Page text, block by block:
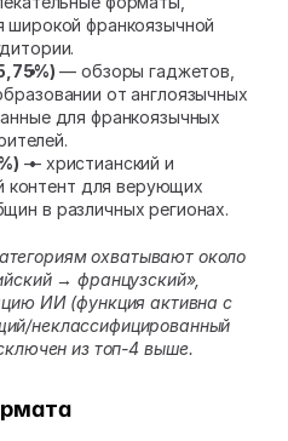
широкой франкоязычной
— обзоры гаджетов,
от англоязычных
для франкоязычных
— христианский и
контент для верующих
в различных регионах.
охватывают около
→ французский»,
ИИ (функция активна с
неклассифицированный
из топ-4 выше.